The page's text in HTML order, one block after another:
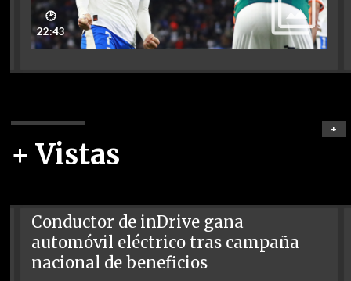
🕑
22:43
+ Vistas
+
Conductor de inDrive gana
automóvil eléctrico tras campaña
nacional de beneficios